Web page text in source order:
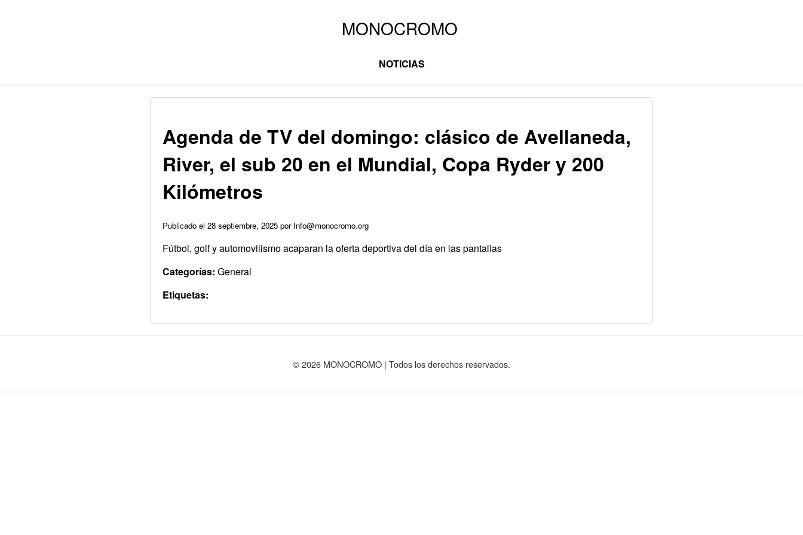
NOTICIAS
Agenda de TV del domingo: clásico de Avellaneda,
River, el sub 20 en el Mundial, Copa Ryder y 200
Kilómetros
Publicado el 28 septiembre, 2025 por Info@monocromo.org
Fútbol, golf y automovilismo acaparan la oferta deportiva del día en las pantallas
Categorías: General
Etiquetas:
© 2026 MONOCROMO | Todos los derechos reservados.